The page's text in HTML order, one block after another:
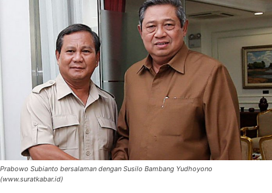
Prabowo Subianto bersalaman dengan Susilo Bambang Yudhoyono
(www.suratkabar.id)